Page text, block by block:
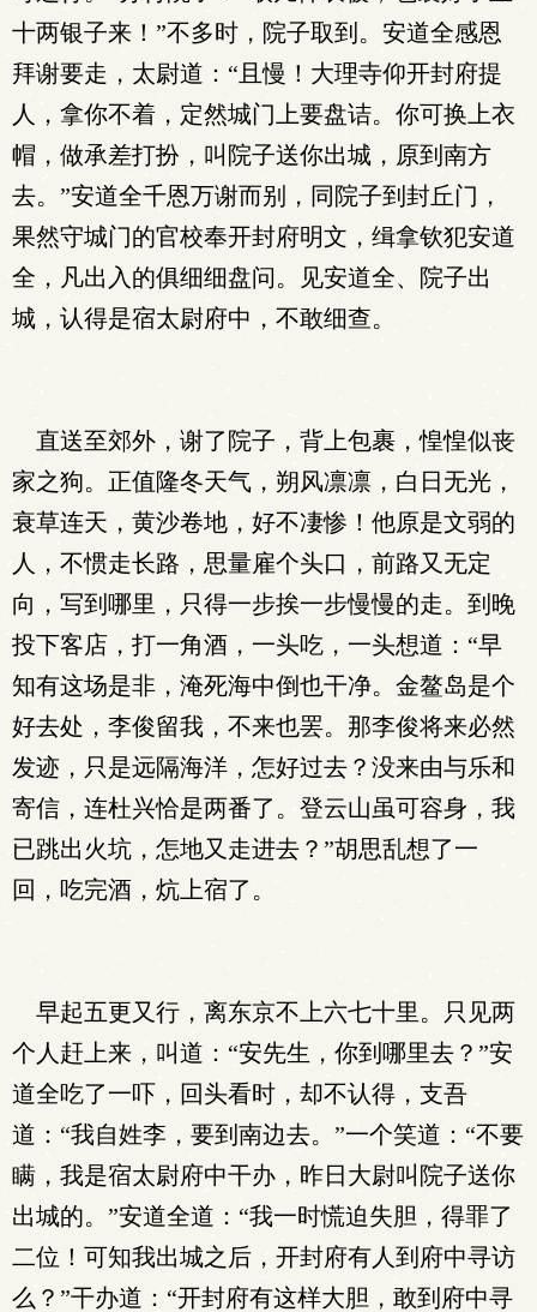
十两银子来！”不多时，院子取到。安道全感恩
拜谢要走，太尉道：“且慢！大理寺仰开封府提
人，拿你不着，定然城门上要盘诘。你可换上衣
帽，做承差打扮，叫院子送你出城，原到南方
去。”安道全千恩万谢而别，同院子到封丘门，
果然守城门的官校奉开封府明文，缉拿钦犯安道
全，凡出入的俱细细盘问。见安道全、院子出
城，认得是宿太尉府中，不敢细查。
直送至郊外，谢了院子，背上包裹，惶惶似丧
家之狗。正值隆冬天气，朔风凛凛，白日无光，
衰草连天，黄沙卷地，好不凄惨！他原是文弱的
人，不惯走长路，思量雇个头口，前路又无定
向，写到哪里，只得一步挨一步慢慢的走。到晚
投下客店，打一角酒，一头吃，一头想道：“早
知有这场是非，淹死海中倒也干净。金鳌岛是个
好去处，李俊留我，不来也罢。那李俊将来必然
发迹，只是远隔海洋，怎好过去？没来由与乐和
寄信，连杜兴恰是两番了。登云山虽可容身，我
已跳出火坑，怎地又走进去？”胡思乱想了一
回，吃完酒，炕上宿了。
早起五更又行，离东京不上六七十里。只见两
个人赶上来，叫道：“安先生，你到哪里去？”安
道全吃了一吓，回头看时，却不认得，支吾
道：“我自姓李，要到南边去。”一个笑道：“不要
瞒，我是宿太尉府中干办，昨日大尉叫院子送你
出城的。”安道全道：“我一时慌迫失胆，得罪了
二位！可知我出城之后，开封府有人到府中寻访
么？”干办道：“开封府有这样大胆，敢到府中寻